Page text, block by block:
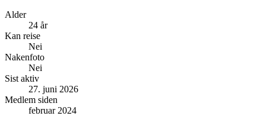
Alder
24 år
Kan reise
Nei
Nakenfoto
Nei
Sist aktiv
27. juni 2026
Medlem siden
februar 2024